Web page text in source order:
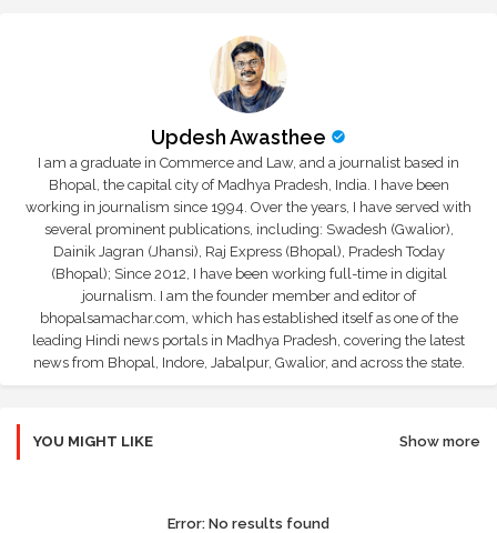
Updesh Awasthee
I am a graduate in Commerce and Law, and a journalist based in
Bhopal, the capital city of Madhya Pradesh, India. I have been
working in journalism since 1994. Over the years, I have served with
several prominent publications, including: Swadesh (Gwalior),
Dainik Jagran (Jhansi), Raj Express (Bhopal), Pradesh Today
(Bhopal); Since 2012, I have been working full-time in digital
journalism. I am the founder member and editor of
bhopalsamachar.com, which has established itself as one of the
leading Hindi news portals in Madhya Pradesh, covering the latest
news from Bhopal, Indore, Jabalpur, Gwalior, and across the state.
YOU MIGHT LIKE Show more
Error: No results found